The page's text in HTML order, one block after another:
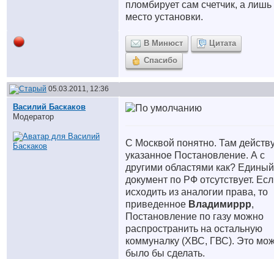
пломбирует сам счетчик, а лишь
место установки.
В Минюст
Цитата
Спасибо
05.03.2011, 12:36
Василий Баскаков
Модератор
С Москвой понятно. Там
указанное Постановление. А с
другими областями как? Единый
документ по РФ отсутствует.
исходить из аналогии права, то
приведенное Владимиррр,
Постановление по газу можно
распространить на остальную
коммуналку (ХВС, ГВС). Это
было бы сделать.